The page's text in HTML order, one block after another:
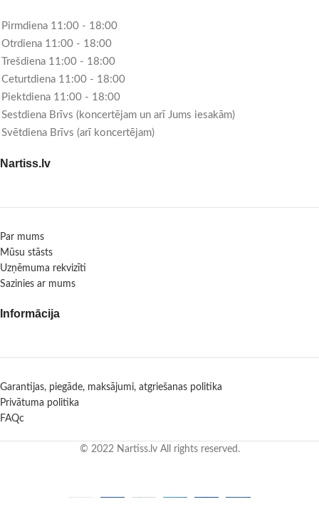
Pirmdiena 11:00 - 18:00
Otrdiena 11:00 - 18:00
Trešdiena 11:00 - 18:00
Ceturtdiena 11:00 - 18:00
Piektdiena 11:00 - 18:00
Sestdiena Brīvs (koncertējam un arī Jums iesakām)
Svētdiena Brīvs (arī koncertējam)
Nartiss.lv
Par mums
Mūsu stāsts
Uzņēmuma rekvizīti
Sazinies ar mums
Informācija
Garantijas, piegāde, maksājumi, atgriešanas politika
Privātuma politika
FAQc
© 2022 Nartiss.lv All rights reserved.